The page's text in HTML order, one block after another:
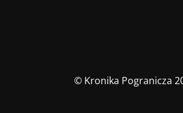
© Kronika Pogranicza